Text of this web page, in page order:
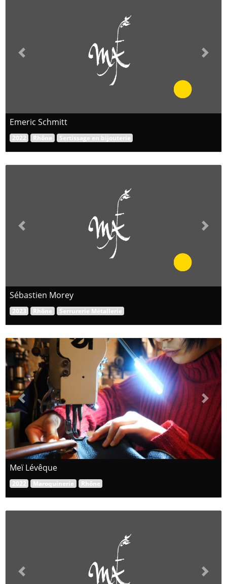
Previous Next
Emeric Schmitt
2022 Rhône Sertissage en bijouterie
Previous Next
Sébastien Morey
2023 Rhône Serrurerie Métallerie
Previous Next
Meï Lévêque
2022 Maroquinerie Rhône
Previous Next